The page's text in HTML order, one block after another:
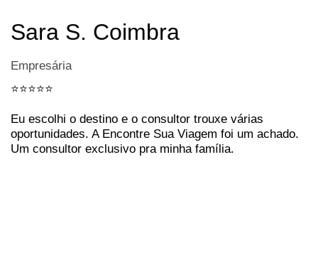
Sara S. Coimbra
Empresária
⭐️⭐️⭐️⭐️⭐️
Eu escolhi o destino e o consultor trouxe várias
oportunidades. A Encontre Sua Viagem foi um achado.
Um consultor exclusivo pra minha família.